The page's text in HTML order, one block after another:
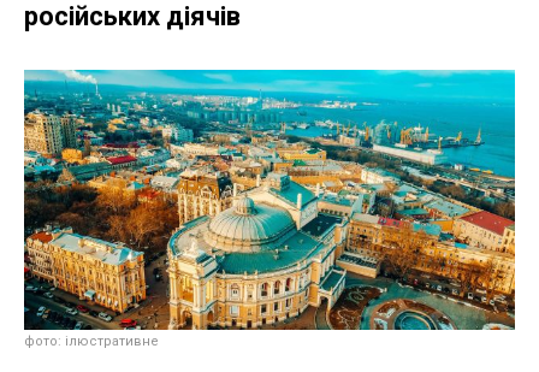
російських діячів
фото: ілюстративне